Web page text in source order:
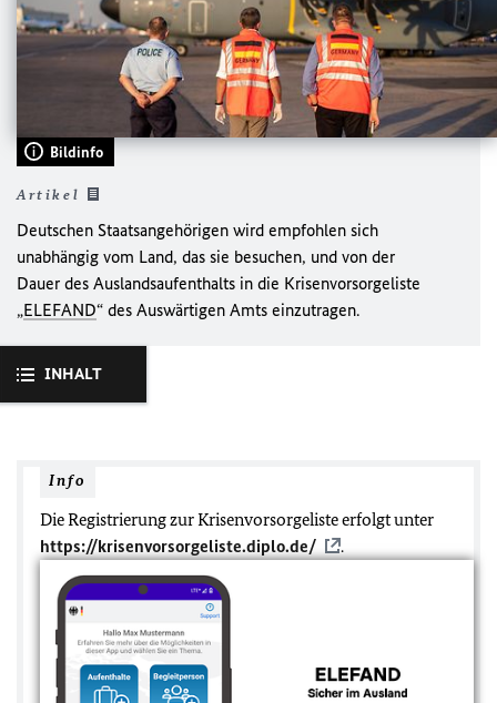
Bildinfo
Artikel
Deutschen Staatsangehörigen wird empfohlen sich
unabhängig vom Land, das sie besuchen, und von der
Dauer des Auslandsaufenthalts in die Krisenvorsorgeliste
„ELEFAND“ des Auswärtigen Amts einzutragen.
INHALT
Info
Die Registrierung zur Krisenvorsorgeliste erfolgt unter
https://krisenvorsorgeliste.diplo.de/
.